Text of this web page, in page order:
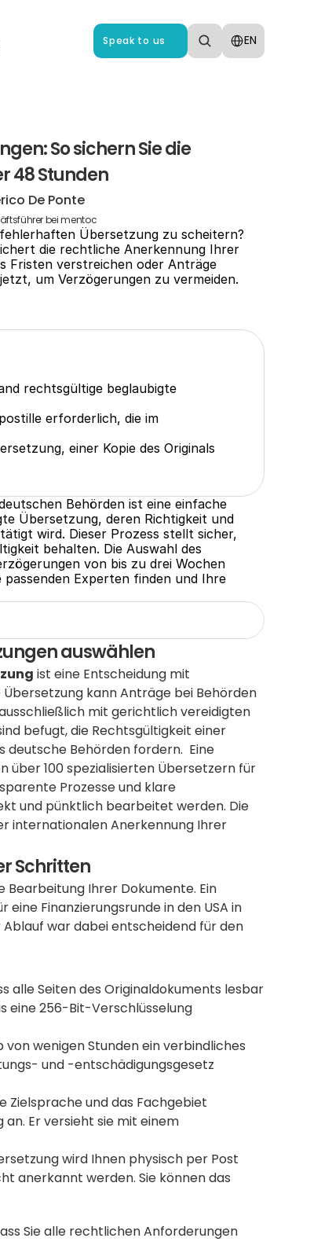
Speak to us
Select Language
EN
So sichern Sie die
48 Stunden
De Ponte
bei mentoc
Übersetzung zu scheitern?
die rechtliche Anerkennung Ihrer
Fristen verstreichen oder Anträge
um Verzögerungen zu vermeiden.
rechtsgültige beglaubigte
erforderlich, die im
einer Kopie des Originals
Behörden ist eine einfache
Übersetzung, deren Richtigkeit und
wird. Dieser Prozess stellt sicher,
behalten. Die Auswahl des
von bis zu drei Wochen
Experten finden und Ihre
auswählen
ist eine Entscheidung mit
kann Anträge bei Behörden
mit gerichtlich vereidigten
befugt, die Rechtsgültigkeit einer
Behörden fordern.  Eine
100 spezialisierten Übersetzern für
Prozesse und klare
und pünktlich bearbeitet werden. Die
internationalen Anerkennung Ihrer
Schritten
Ihrer Dokumente. Ein
Finanzierungsrunde in den USA in
war dabei entscheidend für den
alle Seiten des Originaldokuments lesbar
eine 256-Bit-Verschlüsselung
wenigen Stunden ein verbindliches
und -entschädigungsgesetz
Zielsprache und das Fachgebiet
Er versieht sie mit einem
wird Ihnen physisch per Post
anerkannt werden. Sie können das
Sie alle rechtlichen Anforderungen